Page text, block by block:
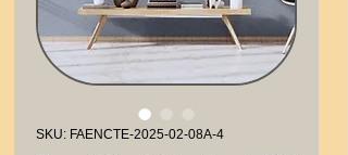
SKU: FAENCTE-2025-02-08A-4